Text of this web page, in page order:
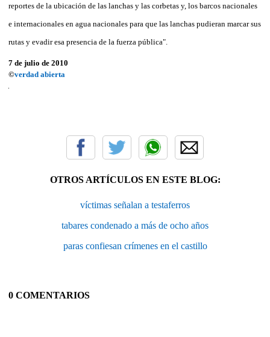
reportes de la ubicación de las lanchas y las corbetas y, los barcos nacionales
e internacionales en agua nacionales para que las lanchas pudieran marcar sus
rutas y evadir esa presencia de la fuerza pública".
7 de julio de 2010
©verdad abierta
OTROS ARTÍCULOS EN ESTE BLOG:
víctimas señalan a testaferros
tabares condenado a más de ocho años
paras confiesan crímenes en el castillo
0 COMENTARIOS